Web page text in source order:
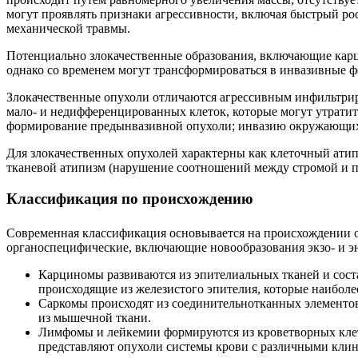
могут проявлять признаки агрессивности, включая быстрый
механической травмы.
Потенциально злокачественные образования, включающие
однако со временем могут трансформироваться в инвазивные
Злокачественные опухоли отличаются агрессивным
мало- и недифференцированных клеток, которые могут
формирование предынвазивной опухоли; инвазию
Для злокачественных опухолей характерны как клеточный
тканевой атипизм (нарушение соотношений между стромой и
Классификация по происхождению
Современная классификация основывается на
органоспецифические, включающие новообразования экзо- и
Карциномы развиваются из эпителиальных тканей и
происходящие из железистого эпителия, которые
Саркомы происходят из соединительнотканных
из мышечной ткани.
Лимфомы и лейкемии формируются из кроветворных
представляют опухоли системы крови с различными